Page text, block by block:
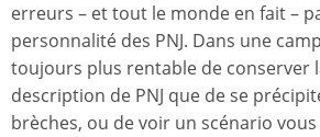
erreurs – et tout le monde en fait –
personnalité des PNJ. Dans une
toujours plus rentable de conserver
description de PNJ que de se
brèches, ou de voir un scénario